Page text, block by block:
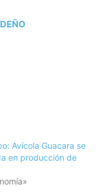
Avícola Guacara se
en producción de